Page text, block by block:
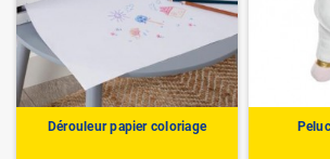
Dérouleur papier coloriage